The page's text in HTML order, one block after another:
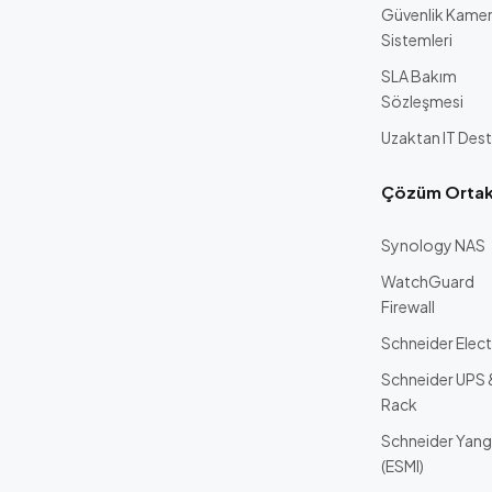
Güvenlik
Sistemleri
SLA Bakım
Sözleşmesi
Uzaktan IT
Çözüm
Synology NAS
WatchGuard
Firewall
Schneider
Schneider UPS
Rack
Schneider
(ESMI)